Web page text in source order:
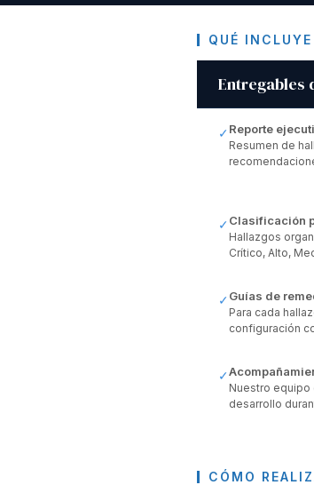
QUÉ
Entregables
✓Reporte
Resumen de
✓Clasificación
Hallazgos
Crítico, Alto,
✓Guías de
Para cada
configuración
✓
Nuestro equipo
desarrollo
CÓMO